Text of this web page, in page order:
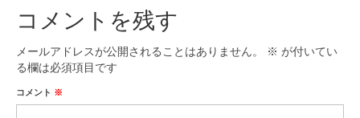
コメントを残す
メールアドレスが公開されることはありません。 ※ が付いてい
る欄は必須項目です
コメント ※